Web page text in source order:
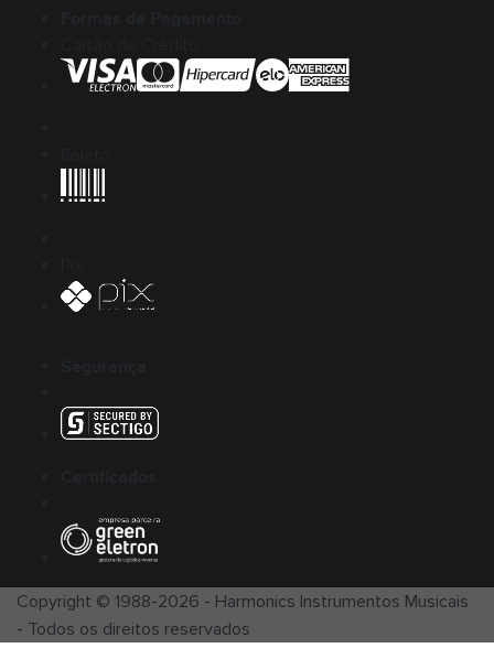
Copyright © 1988-2026 - Harmonics Instrumentos Musicais
- Todos os direitos reservados